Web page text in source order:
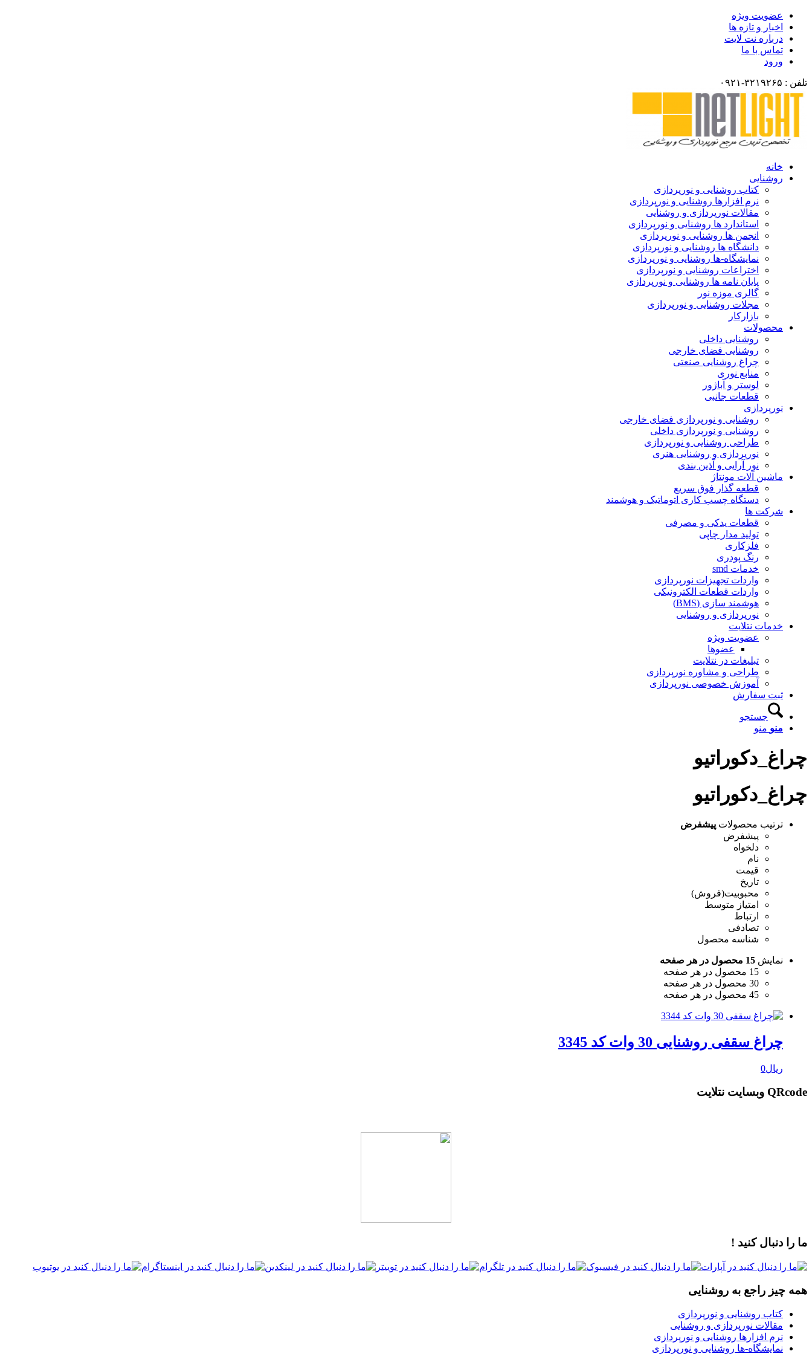
عضویت ویژه
اخبار و تازه ها
درباره نت لایت
تماس با ما
ورود
تلفن : ۳۲۱۹۲۶۵-۰۹۲۱
خانه
روشنایی
کتاب روشنایی و نورپردازی
نرم افزارها روشنایی و نورپردازی
مقالات نورپردازی و روشنایی
استاندارد ها روشنایی و نورپردازی
انجمن ها روشنایی و نورپردازی
دانشگاه ها روشنایی و نورپردازی
نمایشگاه-ها روشنایی و نورپردازی
اختراعات روشنایی و نورپردازی
پایان نامه ها روشنایی و نورپردازی
گالری موزه نور
مجلات روشنایی و نورپردازی
بازارکار
محصولات
روشنایی داخلی
روشنایی فضای خارجی
چراغ روشنایی صنعتی
منابع نوری
لوستر و آباژور
قطعات جانبی
نورپردازی
روشنایی و نورپردازی فضای خارجی
روشنایی و نورپردازی داخلی
طراحی روشنایی و نورپردازی
نورپردازی و روشنایی هنری
نور آرایی و آذین بندی
ماشین آلات مونتاژ
قطعه گذار فوق سریع
دستگاه چسب کاری اتوماتیک و هوشمند
شرکت ها
قطعات یدکی و مصرفی
تولید مدار چاپی
فلزکاری
رنگ پودری
خدمات smd
واردات تجهیزات نورپردازی
واردات قطعات الکترونیکی
هوشمند سازی (BMS)
نورپردازی و روشنایی
خدمات نتلایت
عضویت ویژه
عضوها
تبلیغات در نتلایت
طراحی و مشاوره نورپردازی
آموزش خصوصی نورپردازی
ثبت سفارش
جستجو
منو منو
چراغ_دکوراتیو
چراغ_دکوراتیو
ترتیب محصولات پیشفرض
پیشفرض
دلخواه
نام
قیمت
تاریخ
محبوبیت(فروش)
امتیاز متوسط
ارتباط
تصادفی
شناسه محصول
نمایش 15 محصول در هر صفحه
15 محصول در هر صفحه
30 محصول در هر صفحه
45 محصول در هر صفحه
چراغ سقفی روشنایی 30 وات کد 3345
ریال0
QRcode وبسایت نتلایت
ما را دنبال کنید !
همه چیز راجع به روشنایی
کتاب روشنایی و نورپردازی
مقالات نورپردازی و روشنایی
نرم افزارها روشنایی و نورپردازی
نمایشگاه-ها روشنایی و نورپردازی